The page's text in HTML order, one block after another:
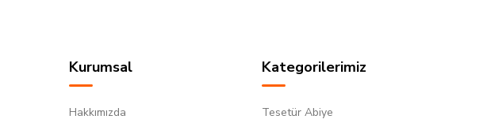
Kurumsal
Hakkımızda
Kategorilerimiz
Tesetür Abiye